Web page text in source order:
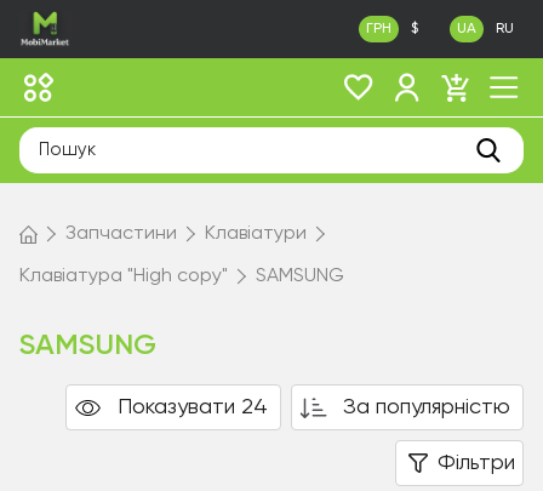
ГРН $ UA RU
Запчастини Клавіатури
Клавіатура "High copy" SAMSUNG
SAMSUNG
Показувати 24 За популярністю
Фільтри